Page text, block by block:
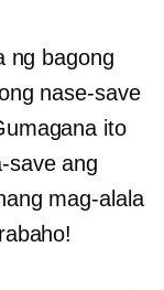
ng bagong
nase-save
ito
save ang
mag-alala